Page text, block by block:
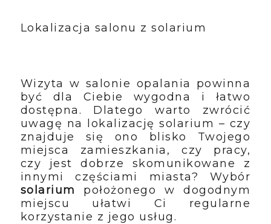
Lokalizacja salonu z solarium
Wizyta w salonie opalania powinna
być dla Ciebie wygodna i łatwo
dostępna. Dlatego warto zwrócić
uwagę na lokalizację solarium – czy
znajduje się ono blisko Twojego
miejsca zamieszkania, czy pracy,
czy jest dobrze skomunikowane z
innymi częściami miasta? Wybór
solarium
położonego w dogodnym
miejscu ułatwi Ci regularne
korzystanie z jego usług.